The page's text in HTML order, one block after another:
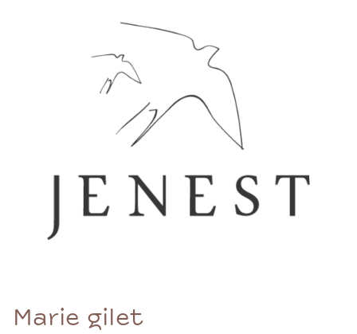
Marie gilet